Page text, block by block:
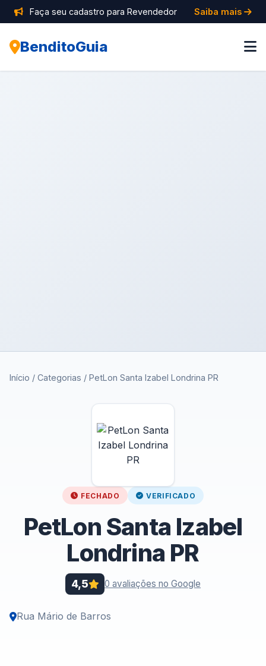
Faça seu cadastro para Revendedor Saiba mais
BenditoGuia
Início / Categorias / PetLon Santa Izabel Londrina PR
FECHADO VERIFICADO
PetLon Santa Izabel
Londrina PR
4,5 0 avaliações no Google
Rua Mário de Barros